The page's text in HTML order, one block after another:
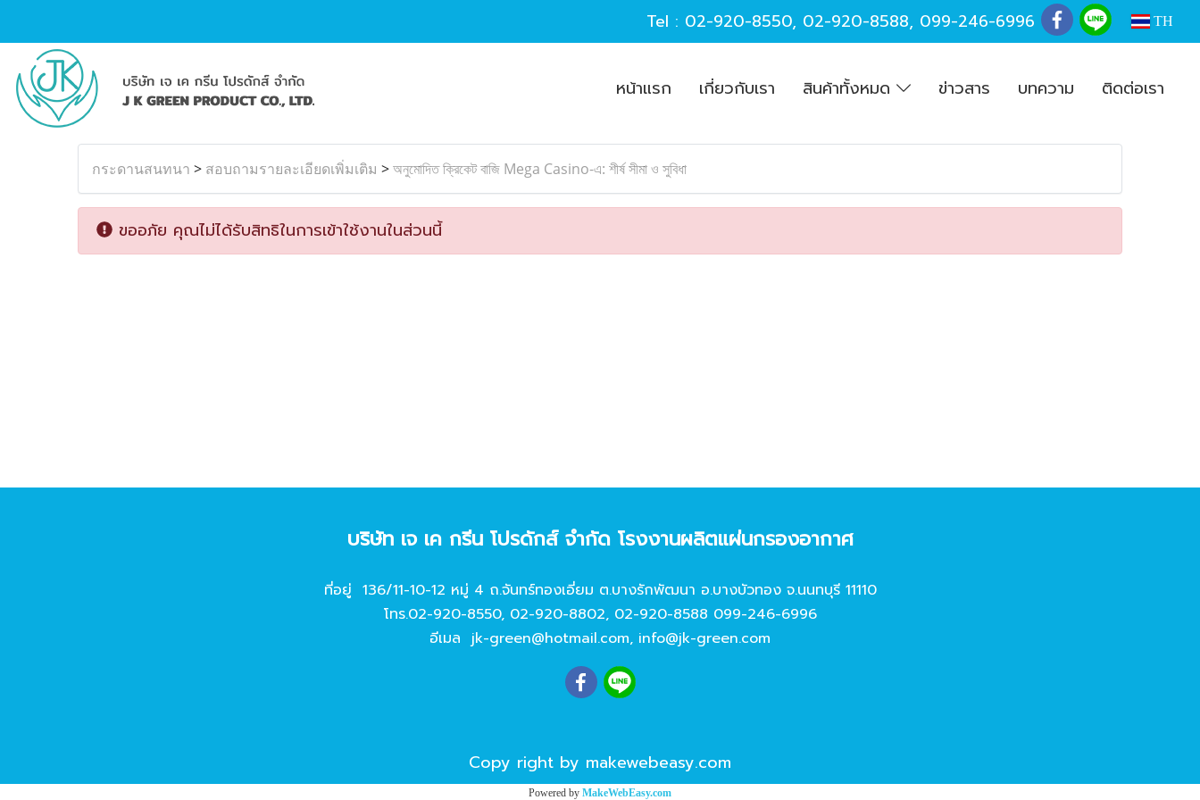
Tel : 02-920-8550, 02-920-8588, 099-246-6996 TH
หน้าแรก เกี่ยวกับเรา สินค้าทั้งหมด ข่าวสาร บทความ ติดต่อเรา
กระดานสนทนา > สอบถามรายละเอียดเพิ่มเติม >অনুমোদিত ক্রিকেট বাজি Mega Casino-এ: শীর্ষ সীমা ও সুবিধা
ขออภัย คุณไม่ได้รับสิทธิในการเข้าใช้งานในส่วนนี้
บริษัท เจ เค กรีน โปรดักส์ จํากัด โรงงานผลิตแผ่นกรองอากาศ
ที่อยู่ 136/11-10-12 หมู่ 4 ถ.จันทร์ทองเอี่ยม ต.บางรักพัฒนา อ.บางบัวทอง จ.นนทบุรี 11110
โทร.02-920-8550, 02-920-8802, 02-920-8588 099-246-6996
อีเมล jk-green@hotmail.com, info@jk-green.com
Copy right by makewebeasy.com
Powered by MakeWebEasy.com